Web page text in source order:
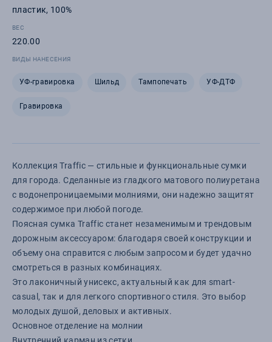
пластик, 100%
ВЕС
220.00
ВИДЫ НАНЕСЕНИЯ
УФ-гравировка Шильд Тампопечать УФ-ДТФ
Гравировка
Коллекция Traffic — стильные и функциональные сумки
для города. Сделанные из гладкого матового полиуретана
с водонепроницаемыми молниями, они надежно защитят
содержимое при любой погоде.
Поясная сумка Traffic станет незаменимым и трендовым
дорожным аксессуаром: благодаря своей конструкции и
объему она справится с любым запросом и будет удачно
смотреться в разных комбинациях.
Это лаконичный унисекс, актуальный как для smart-
casual, так и для легкого спортивного стиля. Это выбор
молодых душой, деловых и активных.
Основное отделение на молнии